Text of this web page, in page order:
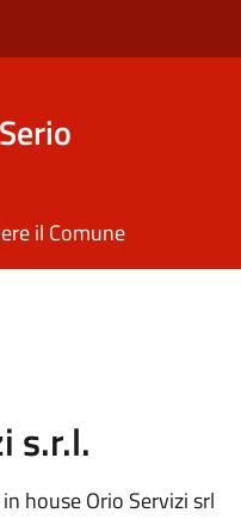
il Comune
s.r.l.
house Orio Servizi srl